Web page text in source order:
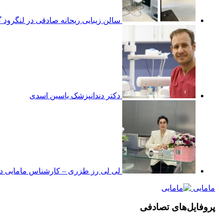
سالن زیبایی ریحانه صادقی در لنگرود
دکتر دندانپزشک یاسین اسدی
لی لی رز طزری – کارشناس مامایی
مامایی
پروفایل‌های تصادفی